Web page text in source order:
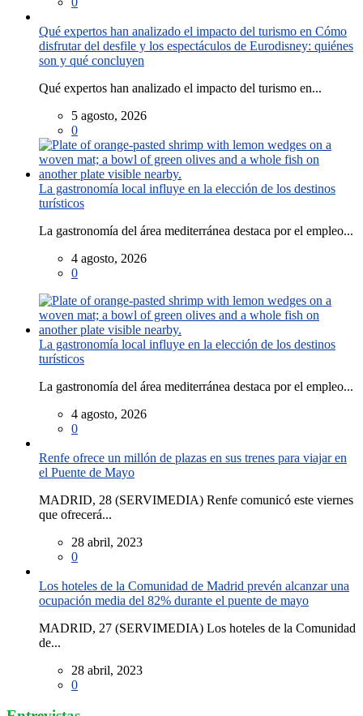
Qué expertos han analizado el impacto del turismo en Cómo
disfrutar del desfile y los espectáculos de Eurodisney: quiénes
son y qué concluyen
Qué expertos han analizado el impacto del turismo en...
5 agosto, 2026
0
La gastronomía local influye en la elección de los destinos
turísticos
La gastronomía del área mediterránea destaca por el empleo...
4 agosto, 2026
0
La gastronomía local influye en la elección de los destinos
turísticos
La gastronomía del área mediterránea destaca por el empleo...
4 agosto, 2026
0
Renfe ofrece un millón de plazas en sus trenes para viajar en
el Puente de Mayo
MADRID, 28 (SERVIMEDIA) Renfe comunicó este viernes
que ofrecerá...
28 abril, 2023
0
Los hoteles de la Comunidad de Madrid prevén alcanzar una
ocupación media del 82% durante el puente de mayo
MADRID, 27 (SERVIMEDIA) Los hoteles de la Comunidad
de...
28 abril, 2023
0